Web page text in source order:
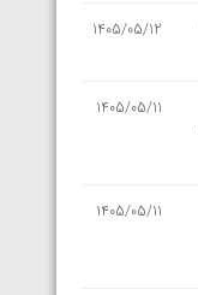
1405/05/12
1405/05/11
1405/05/11